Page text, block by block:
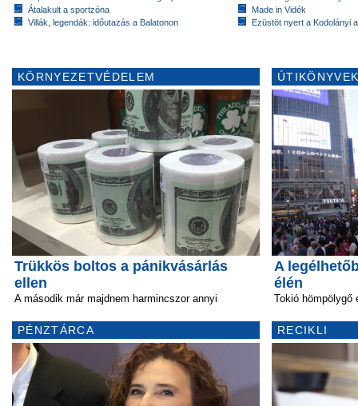
Átalakult a sportzóna
Villák, legendák: időutazás a Balatonon
Made in Vidék
Ezüstöt nyert a Kodolányi
KÖRNYEZETVÉDELEM
Trükkös boltos a pánikvásárlás
ellen
A második már majdnem harmincszor annyi
PÉNZTÁRCA
A
élén
Tokió hömpölygő
RECIKLI